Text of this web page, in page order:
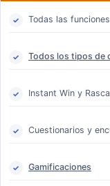
Todas las
Todos los tipos de
Instant Win y
Cuestionarios y
Gamificaciones